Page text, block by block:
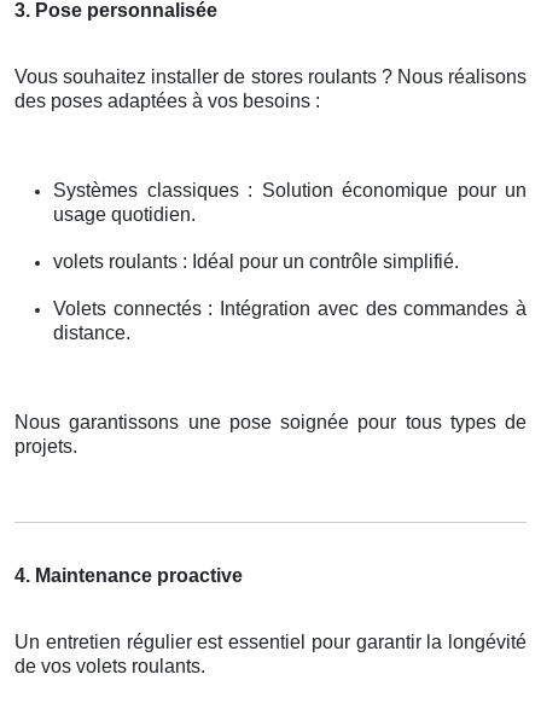
3. Pose personnalisée
Vous souhaitez installer de stores roulants ? Nous réalisons
des poses adaptées à vos besoins :
Systèmes classiques : Solution économique pour un
usage quotidien.
volets roulants : Idéal pour un contrôle simplifié.
Volets connectés : Intégration avec des commandes à
distance.
Nous garantissons une pose soignée pour tous types de
projets.
4. Maintenance proactive
Un entretien régulier est essentiel pour garantir la longévité
de vos volets roulants.